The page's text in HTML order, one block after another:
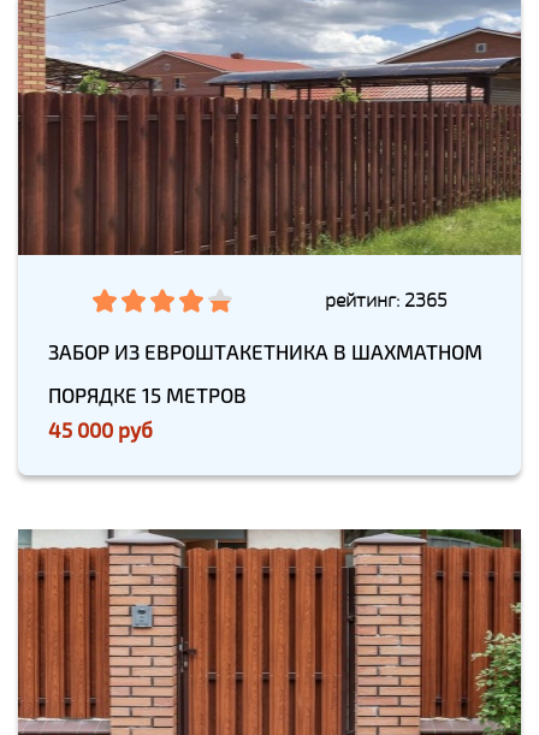
рейтинг: 2365
ЗАБОР ИЗ ЕВРОШТАКЕТНИКА В ШАХМАТНОМ
ПОРЯДКЕ 15 МЕТРОВ
45 000 руб